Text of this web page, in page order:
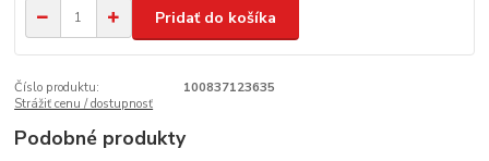
Pridať do košíka
Číslo produktu:
100837123635
Strážiť cenu / dostupnosť
Podobné produkty